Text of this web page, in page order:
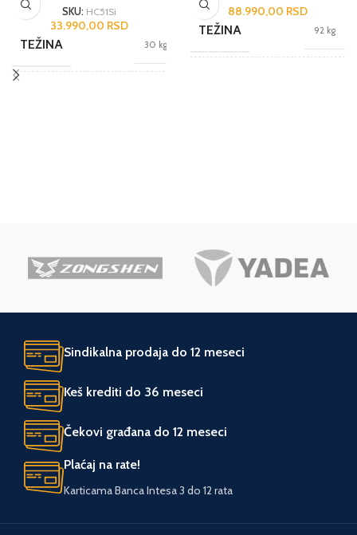
SKU: HC51Si
33.990,00 RSD
TEŽINA 30 kg
JEDINICA MERE kom.
POGON
UVOZNIK Tool Experts
ZEMLJA POREKLA
88.990,00 RSD
TEŽINA 92 kg
Sindikalna prodaja do 12 meseci
Keš krediti do 36 meseci
Čekovi građana do 12 meseci
Plaćaj na rate!
Karticama Banca Intesa 3 do 12 rata